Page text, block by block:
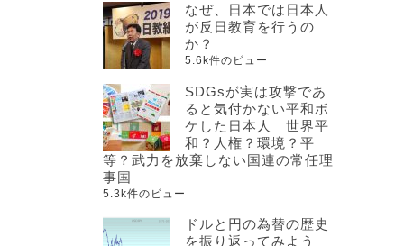
なぜ、日本では日本人
が反日教育を行うの
か？
5.6k件のビュー
SDGsが実は攻撃であ
ると気付かない平和ボ
ケした日本人 世界平
和？人権？環境？平
等？武力を放棄しない国連の常任理
事国
5.3k件のビュー
ドルと円の為替の歴史
を振り返ってみよう